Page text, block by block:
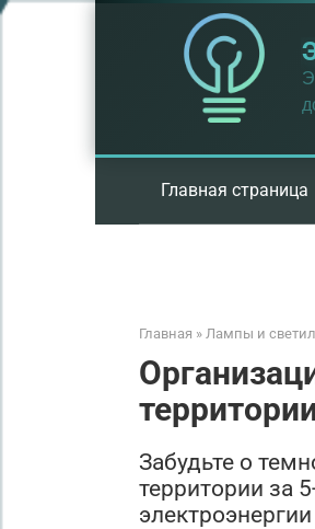
Перейти
Главная страница
Главная » Лампы и
Забудьте о
территории за